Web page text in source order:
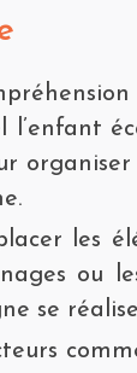
l’enfant
organiser
les
ou
se